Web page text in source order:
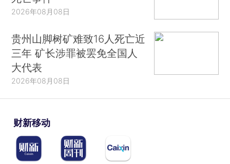
2026年08月08日
贵州山脚树矿难致16人死亡近
三年 矿长涉罪被罢免全国人
大代表
2026年08月08日
财新移动